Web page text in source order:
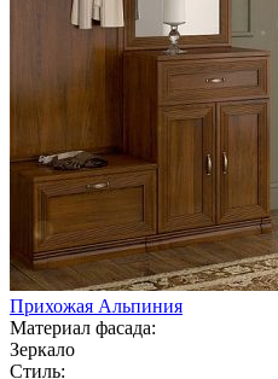
Прихожая Альпиния
Материал фасада:
Зеркало
Стиль: